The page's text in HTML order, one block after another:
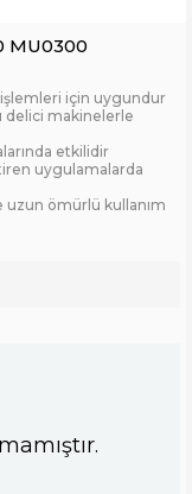
MU0300
için uygundur
delici makinelerle
etkilidir
uygulamalarda
uzun ömürlü kullanım